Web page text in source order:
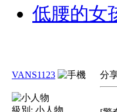
低腰的女
VANS1123
級別: 小人物
分